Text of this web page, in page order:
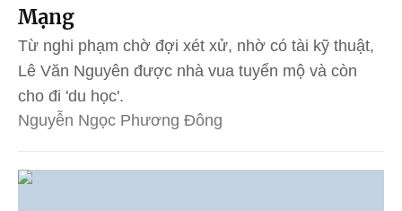
Mạng
Từ nghi phạm chờ đợi xét xử, nhờ có tài kỹ thuật,
Lê Văn Nguyên được nhà vua tuyển mộ và còn
cho đi 'du học'.
Nguyễn Ngọc Phương Đông